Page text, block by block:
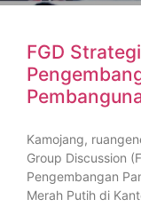
FGD
Kamojang,
Group Discussion
Pengembangan
Merah Putih di